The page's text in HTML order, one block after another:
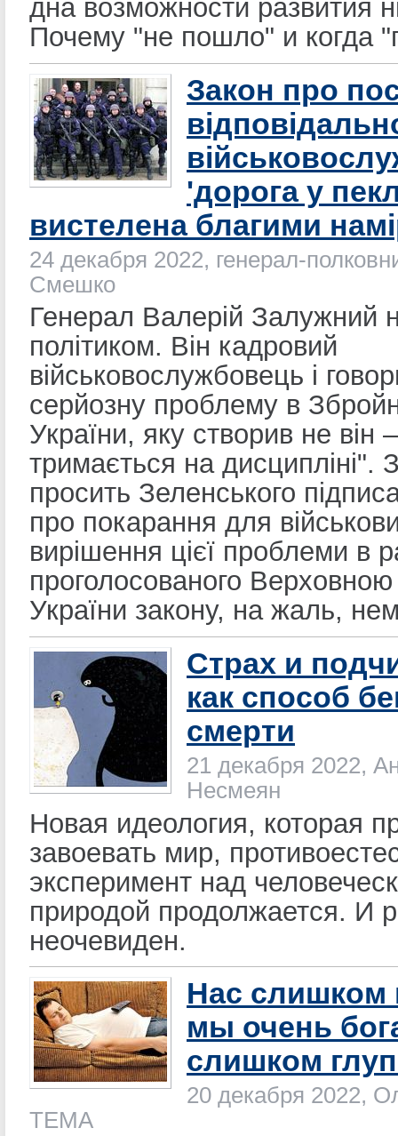
дна возможности развития
Почему "не пошло" и когда
Закон про
'дорога у
вистелена благими
24 декабря 2022, генерал-
Смешко
Генерал Валерій Залужний
політиком. Він кадровий
військовослужбовець і
серйозну проблему в
України, яку створив не він
тримається на дисципліні".
просить Зеленського
про покарання для
вирішення цієї проблеми в
проголосованого
України закону, на жаль,
Страх и
как способ
смерти
21 декабря 2022,
Несмеян
Новая идеология, которая
завоевать мир,
эксперимент над
природой продолжается. И
неочевиден.
Нас слишком
мы очень
слишком
20 декабря 2022,
ТЕМА